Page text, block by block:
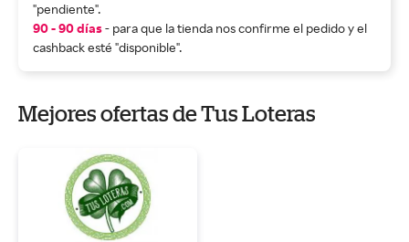
"pendiente".
90 - 90 días- para que la tienda nos confirme el pedido y el
cashback esté "disponible".
Mejores ofertas de Tus Loteras